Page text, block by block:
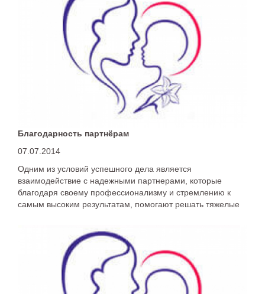
Благодарность партнёрам
07.07.2014
Одним из условий успешного дела является
взаимодействие с надежными партнерами, которые
благодаря своему профессионализму и стремлению к
самым высоким результатам, помогают решать тяжелые